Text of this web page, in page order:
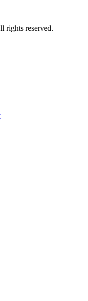
rights reserved.